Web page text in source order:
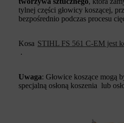
tylnej części głowicy koszącej,
bezpośrednio podczas procesu
Kosa STIHL FS 561 C-EM jest
.
Uwaga: Głowice koszące mogą
specjalną osłoną koszenia lub